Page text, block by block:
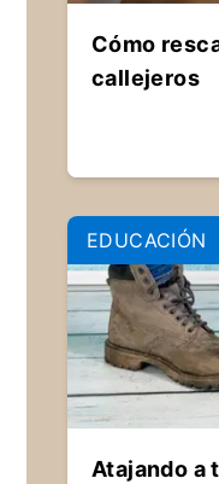
Cómo
callejeros
EDUCACIÓN
Atajando a